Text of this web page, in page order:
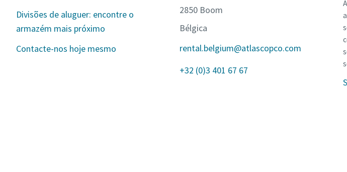
Divisões de aluguer: encontre o
armazém mais próximo
Contacte-nos hoje mesmo
2850 Boom
Bélgica
rental.belgium@atlascopco.com
+32 (0)3 401 67 67